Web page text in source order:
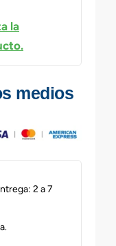
la
medios
2 a 7